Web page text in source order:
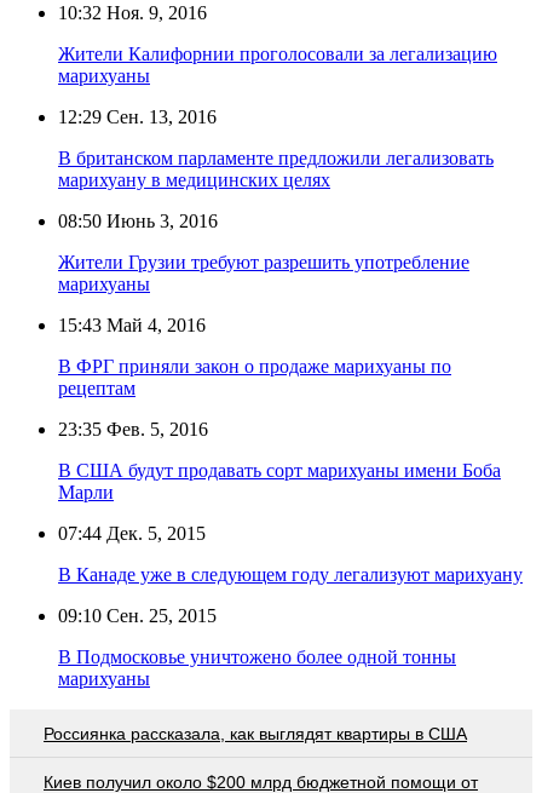
10:32 Ноя. 9, 2016
Жители Калифорнии проголосовали за легализацию
марихуаны
12:29 Сен. 13, 2016
В британском парламенте предложили легализовать
марихуану в медицинских целях
08:50 Июнь 3, 2016
Жители Грузии требуют разрешить употребление
марихуаны
15:43 Май 4, 2016
В ФРГ приняли закон о продаже марихуаны по
рецептам
23:35 Фев. 5, 2016
В США будут продавать сорт марихуаны имени Боба
Марли
07:44 Дек. 5, 2015
В Канаде уже в следующем году легализуют марихуану
09:10 Сен. 25, 2015
В Подмосковье уничтожено более одной тонны
марихуаны
Россиянка рассказала, как выглядят квартиры в США
Киев получил около $200 млрд бюджетной помощи от